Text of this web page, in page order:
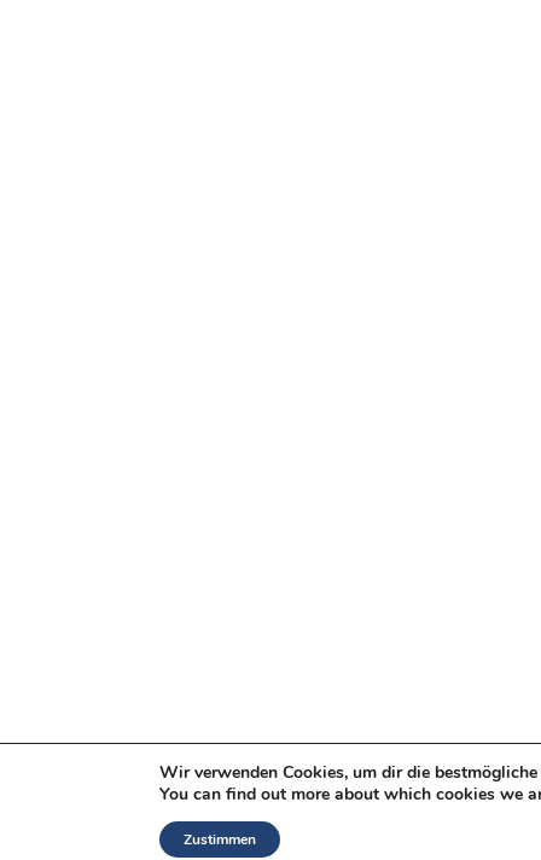
Wir verwenden Cookies, um dir die
You can find out more about which cookies we
Zustimmen